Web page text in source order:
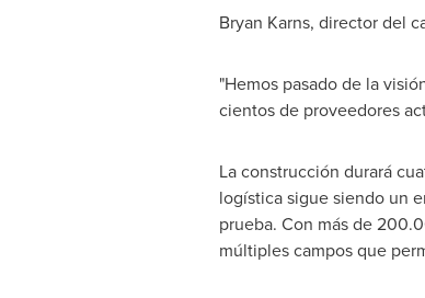
Bryan Karns, director del
"Hemos pasado de la
cientos de proveedores
La construcción durará
logística sigue siendo un
prueba. Con más de
múltiples campos que